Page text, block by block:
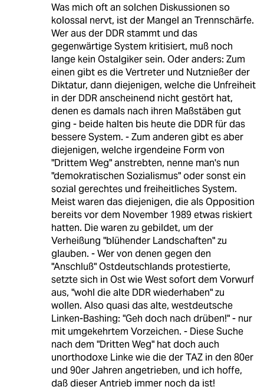
Was mich oft an solchen Diskussionen so
kolossal nervt, ist der Mangel an Trennschärfe.
Wer aus der DDR stammt und das
gegenwärtige System kritisiert, muß noch
lange kein Ostalgiker sein. Oder anders: Zum
einen gibt es die Vertreter und Nutznießer der
Diktatur, dann diejenigen, welche die Unfreiheit
in der DDR anscheinend nicht gestört hat,
denen es damals nach ihren Maßstäben gut
ging - beide halten bis heute die DDR für das
bessere System. - Zum anderen gibt es aber
diejenigen, welche irgendeine Form von
"Drittem Weg" anstrebten, nenne man's nun
"demokratischen Sozialismus" oder sonst ein
sozial gerechtes und freiheitliches System.
Meist waren das diejenigen, die als Opposition
bereits vor dem November 1989 etwas riskiert
hatten. Die waren zu gebildet, um der
Verheißung "blühender Landschaften" zu
glauben. - Wer von denen gegen den
"Anschluß" Ostdeutschlands protestierte,
setzte sich in Ost wie West sofort dem Vorwurf
aus, "wohl die alte DDR wiederhaben" zu
wollen. Also quasi das alte, westdeutsche
Linken-Bashing: "Geh doch nach drüben!" - nur
mit umgekehrtem Vorzeichen. - Diese Suche
nach dem "Dritten Weg" hat doch auch
unorthodoxe Linke wie die der TAZ in den 80er
und 90er Jahren angetrieben, und ich hoffe,
daß dieser Antrieb immer noch da ist!